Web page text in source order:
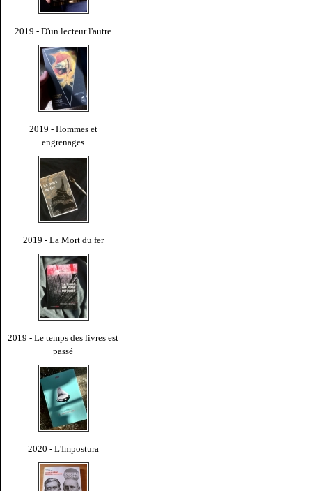
2019 - D'un lecteur l'autre
2019 - Hommes et
engrenages
2019 - La Mort du fer
2019 - Le temps des livres est
passé
2020 - L'Impostura